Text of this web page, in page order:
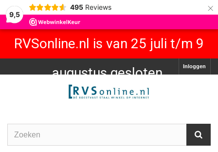
9,5
495 Reviews ×
RVSonline.nl is van 25 juli t/m 9
augustus gesloten.
Inloggen